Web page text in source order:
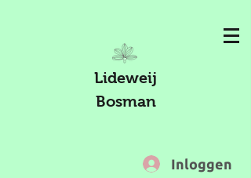
Lideweij
Bosman
Inloggen